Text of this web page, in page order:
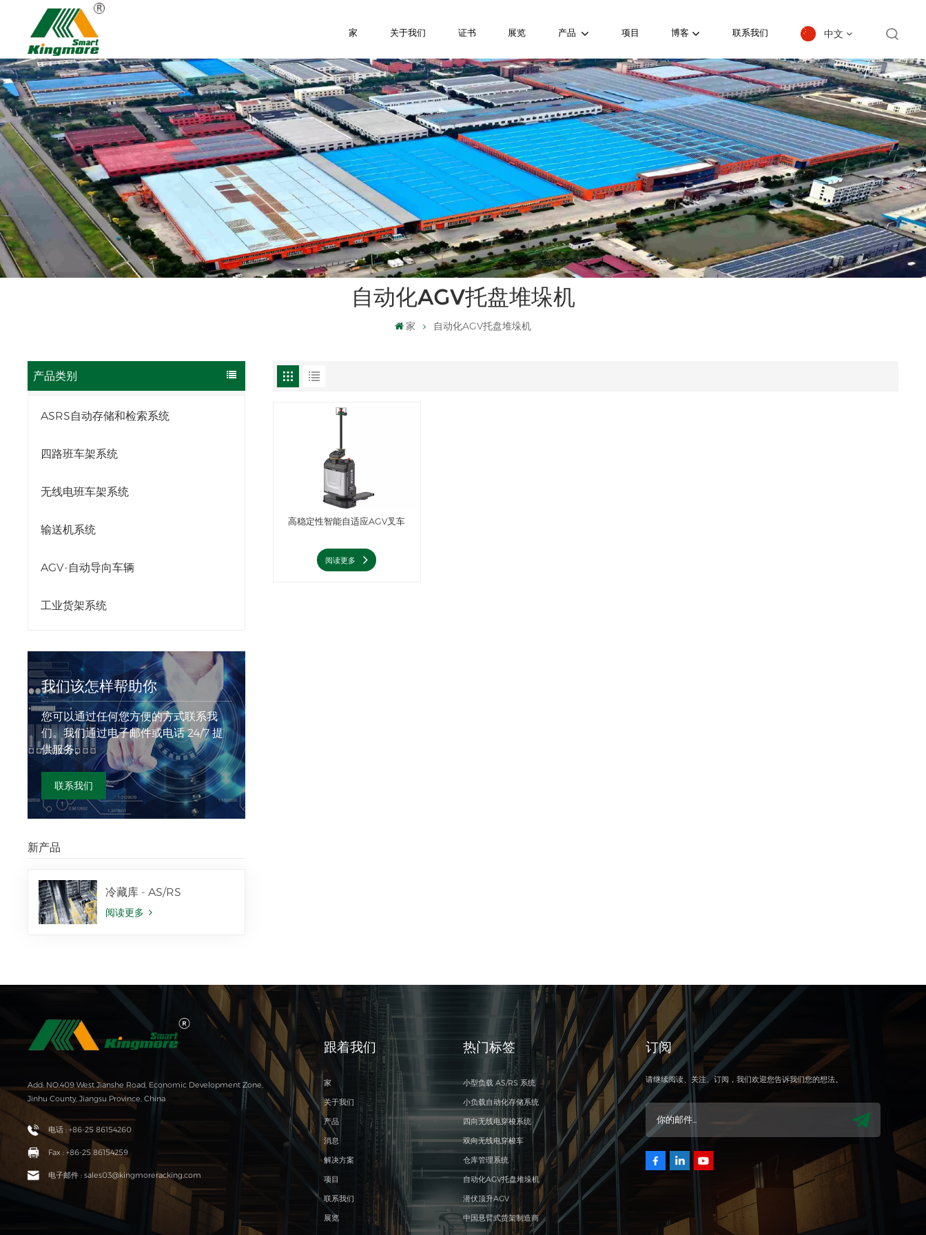
家 关于我们 证书 展览 产品 项目 博客 联系我们 中文
English
español
日本語
한국의
Deutsch
français
العربية
自动化AGV托盘堆垛机
家 自动化AGV托盘堆垛机
产品类别
ASRS自动存储和检索系统
四路班车架系统
无线电班车架系统
输送机系统
AGV-自动导向车辆
工业货架系统
我们该怎样帮助你
您可以通过任何您方便的方式联系我
们。我们通过电子邮件或电话 24/7 提
供服务。
联系我们
新产品
冷藏库 - AS/RS
阅读更多
高稳定性智能自适应AGV叉车
阅读更多
Add: NO.409 West Jianshe Road, Economic Development Zone,
Jinhu County, Jiangsu Province, China
电话 : +86-25 86154260
Fax : +86-25 86154259
电子邮件 : sales03@kingmoreracking.com
跟着我们
家
关于我们
产品
消息
解决方案
项目
联系我们
展览
热门标签
小型负载 AS/RS 系统
小负载自动化存储系统
四向无线电穿梭系统
双向无线电穿梭车
仓库管理系统
自动化AGV托盘堆垛机
潜伏顶升AGV
中国悬臂式货架制造商
订阅
请继续阅读、关注、订阅，我们欢迎您告诉我们您的想法。